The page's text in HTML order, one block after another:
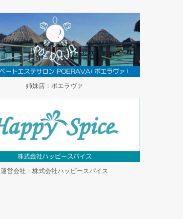
姉妹店：ポエラヴァ
運営会社：株式会社ハッピースパイス